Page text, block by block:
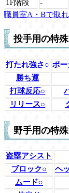
1F階段 -
職員室A・Bで取
投手用の特
打たれ強さ○ ポー
勝ち運
打球反応○
リリース○
野手用の特
盗塁アシスト
ブロック○
ヘ
ムード○